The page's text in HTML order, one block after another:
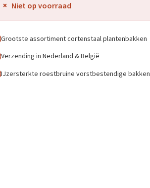
Niet op voorraad
Grootste assortiment cortenstaal plantenbakken
Verzending in Nederland & België
IJzersterkte roestbruine vorstbestendige bakken